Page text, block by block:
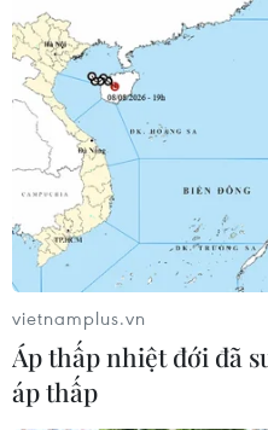
vietnamplus.vn
Áp thấp nhiệt đới đã
áp thấp